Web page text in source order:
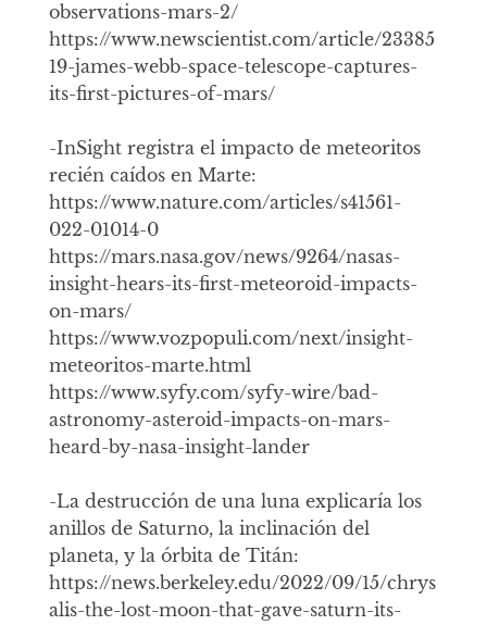
observations-mars-2/
https://www.newscientist.com/article/23385
19-james-webb-space-telescope-captures-
its-first-pictures-of-mars/
-InSight registra el impacto de meteoritos
recién caídos en Marte:
https://www.nature.com/articles/s41561-
022-01014-0
https://mars.nasa.gov/news/9264/nasas-
insight-hears-its-first-meteoroid-impacts-
on-mars/
https://www.vozpopuli.com/next/insight-
meteoritos-marte.html
https://www.syfy.com/syfy-wire/bad-
astronomy-asteroid-impacts-on-mars-
heard-by-nasa-insight-lander
-La destrucción de una luna explicaría los
anillos de Saturno, la inclinación del
planeta, y la órbita de Titán:
https://news.berkeley.edu/2022/09/15/chrys
alis-the-lost-moon-that-gave-saturn-its-